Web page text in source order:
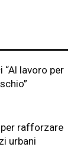
“Al lavoro per
rafforzare
urbani